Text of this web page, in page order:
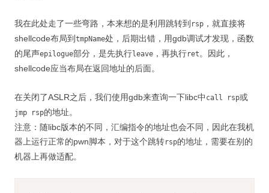
我在此处走了一些弯路，本来想的是利用跳转到 rsp ，就直接将
shellcode布局到 tmpName处，后期出错，用gdb调试才发现，函数
的尾声epilogue部分，是先执行leave ，再执行ret 。因此，
shellcode应当布局在返回地址的后面。
在关闭了ASLR之后，我们使用gdb来查询一下libc中 call rsp或
jmp rsp的地址。
注意：随libc版本的不同，汇编指令的地址也会不同，因此在我机
器上运行正常的pwn脚本，对于这个跳转rsp的地址，需要在别的
机器上再做适配。